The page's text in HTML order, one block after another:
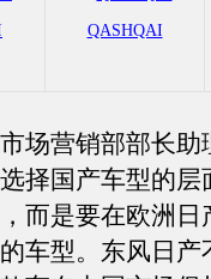
QASHQAI
营销部部长助
择国产车型的层
而是要在欧洲日
车型。东风日产